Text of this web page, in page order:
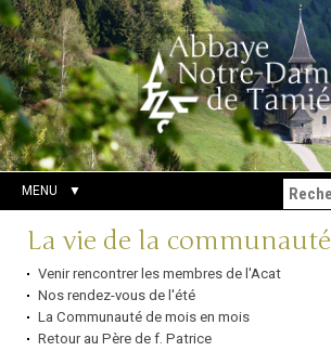
Aller
au
contenu.
|
Aller
à
la
navigation
Outils
personnels
Chercher par
Recherche
avancée…
MENU
Navigation
La vie de la communauté
Venir rencontrer les membres de l'Acat
Nos rendez-vous de l'été
La Communauté de mois en mois
Retour au Père de f. Patrice